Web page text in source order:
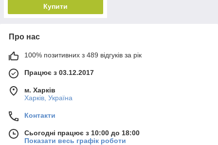
Купити
Про нас
100% позитивних з 489 відгуків за рік
Працює з 03.12.2017
м. Харків
Харків, Україна
Контакти
Сьогодні працює з 10:00 до 18:00
Показати весь графік роботи